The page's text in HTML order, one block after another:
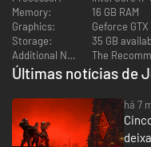
Memory:
16 GB RAM
Graphics:
Geforce GTX
Storage:
35 GB
Additional Notes:
The
Últimas notícias de
há 7